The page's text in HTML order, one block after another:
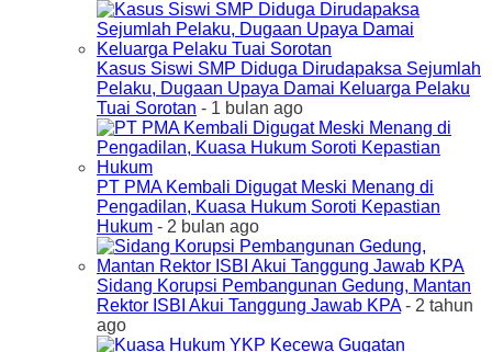
Kasus Siswi SMP Diduga Dirudapaksa Sejumlah
Pelaku, Dugaan Upaya Damai Keluarga Pelaku
Tuai Sorotan - 1 bulan ago
PT PMA Kembali Digugat Meski Menang di
Pengadilan, Kuasa Hukum Soroti Kepastian
Hukum - 2 bulan ago
Sidang Korupsi Pembangunan Gedung, Mantan
Rektor ISBI Akui Tanggung Jawab KPA- 2 tahun
ago